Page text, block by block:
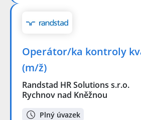
Operátor/ka kontroly
(m/ž)
Randstad HR Solutions s.r.o.
Rychnov nad Kněžnou
Plný úvazek